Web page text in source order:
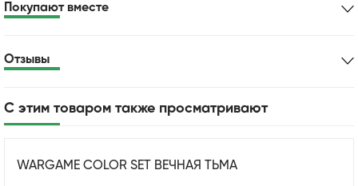
Покупают вместе
Отзывы
С этим товаром также просматривают
WARGAME COLOR SET ВЕЧНАЯ ТЬМА